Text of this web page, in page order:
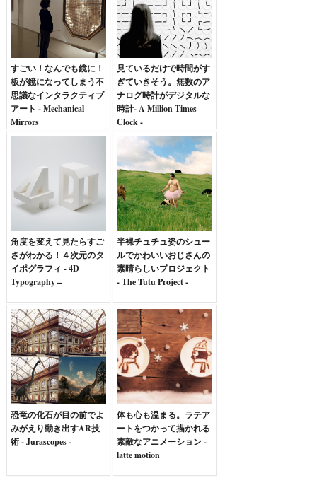
すごい！なんでも鏡に！
板が鏡になってしまう不
思議なインタラクティブ
アート - Mechanical
Mirrors
見ているだけで時間がす
ぎていきそう。無数のア
ナログ時計がデジタルな
時計- A Million Times
Clock -
角度を変えて見たらすご
さがわかる！４次元のタ
イポグラフィ - 4D
Typography –
半裸チュチュ姿のシュー
ルでかわいいおじさんの
素晴らしいプロジェクト
- The Tutu Project -
恐竜の化石が目の前でよ
みがえり動き出すAR技
術 - Jurascopes -
体も心も温まる。ラテア
ートをつかって描かれる
素敵なアニメーション -
latte motion